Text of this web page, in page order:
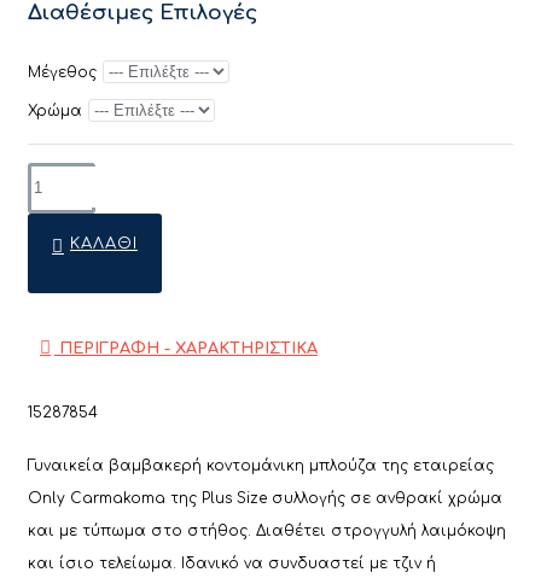
Διαθέσιμες Επιλογές
Μέγεθος
Χρώμα
ΚΑΛΆΘΙ
ΠΕΡΙΓΡΑΦΗ - ΧΑΡΑΚΤΗΡΙΣΤΙΚΑ
15287854
Γυναικεία βαμβακερή κοντομάνικη μπλούζα της εταιρείας
Only Carmakoma της Plus Size συλλογής σε ανθρακί χρώμα
και με τύπωμα στο στήθος. Διαθέτει στρογγυλή λαιμόκοψη
και ίσιο τελείωμα. Ιδανικό να συνδυαστεί με τζιν ή